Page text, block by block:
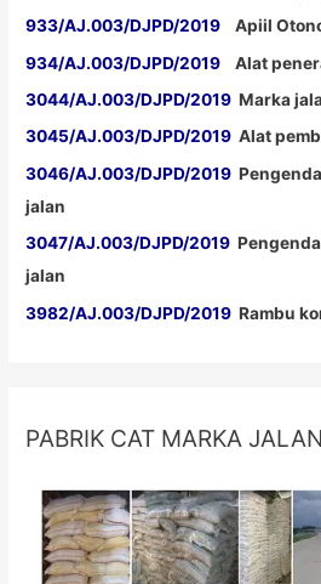
933/AJ.003/DJPD/2019 Apiil
934/AJ.003/DJPD/2019 Alat
3044/AJ.003/DJPD/2019 Marka
3045/AJ.003/DJPD/2019 Alat
3046/AJ.003/DJPD/2019
jalan
3047/AJ.003/DJPD/2019
jalan
3982/AJ.003/DJPD/2019 Rambu
PABRIK CAT MARKA JALAN